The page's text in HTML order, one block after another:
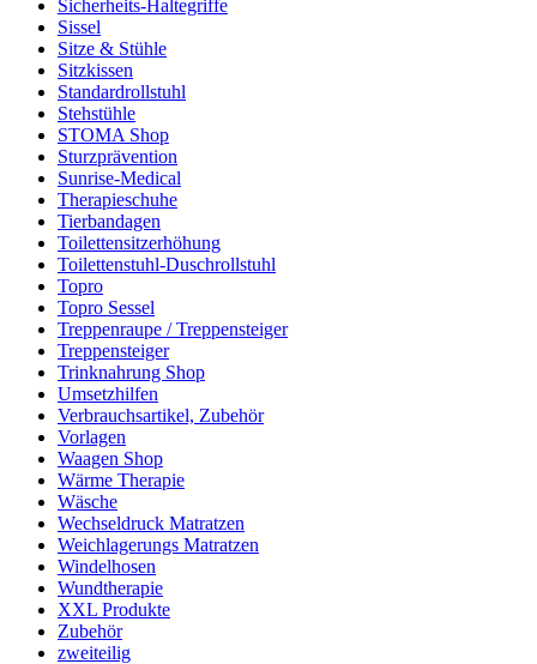
Sicherheits-Haltegriffe
Sissel
Sitze & Stühle
Sitzkissen
Standardrollstuhl
Stehstühle
STOMA Shop
Sturzprävention
Sunrise-Medical
Therapieschuhe
Tierbandagen
Toilettensitzerhöhung
Toilettenstuhl-Duschrollstuhl
Topro
Topro Sessel
Treppenraupe / Treppensteiger
Treppensteiger
Trinknahrung Shop
Umsetzhilfen
Verbrauchsartikel, Zubehör
Vorlagen
Waagen Shop
Wärme Therapie
Wäsche
Wechseldruck Matratzen
Weichlagerungs Matratzen
Windelhosen
Wundtherapie
XXL Produkte
Zubehör
zweiteilig